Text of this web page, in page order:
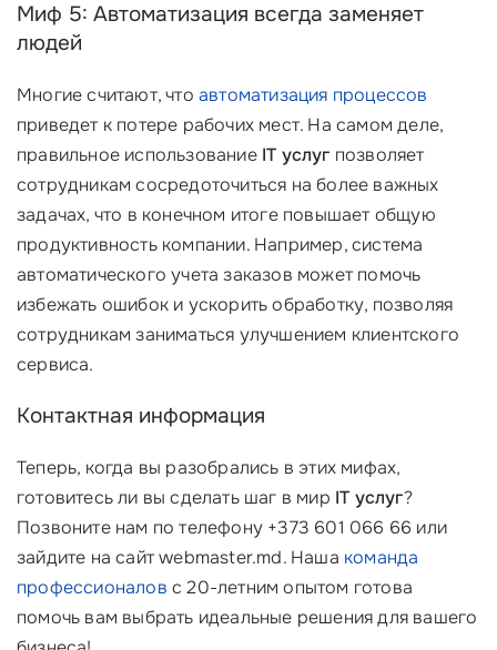
Миф 5: Автоматизация всегда заменяет
людей
Многие считают, что автоматизация процессов
приведет к потере рабочих мест. На самом деле,
правильное использование IT услуг позволяет
сотрудникам сосредоточиться на более важных
задачах, что в конечном итоге повышает общую
продуктивность компании. Например, система
автоматического учета заказов может помочь
избежать ошибок и ускорить обработку, позволяя
сотрудникам заниматься улучшением клиентского
сервиса.
Контактная информация
Теперь, когда вы разобрались в этих мифах,
готовитесь ли вы сделать шаг в мир IT услуг?
Позвоните нам по телефону +373 601 066 66 или
зайдите на сайт webmaster.md. Наша команда
профессионалов с 20-летним опытом готова
помочь вам выбрать идеальные решения для вашего